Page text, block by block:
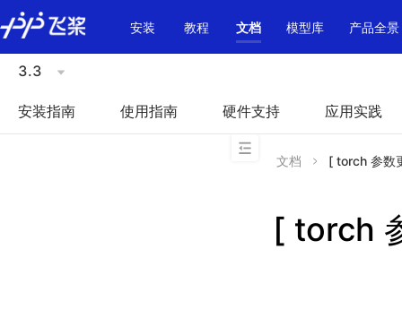
\u200E
安装
教程 文档 模型库 产品全景
3.3
安装指南 使用指南 硬件支持 应用实践
文档 [ torch 参数
[ torch